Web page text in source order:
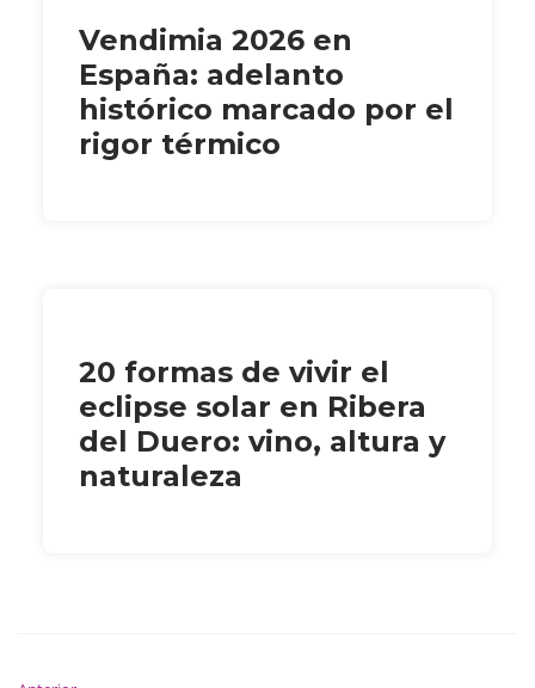
Vendimia 2026 en
España: adelanto
histórico marcado por el
rigor térmico
20 formas de vivir el
eclipse solar en Ribera
del Duero: vino, altura y
naturaleza